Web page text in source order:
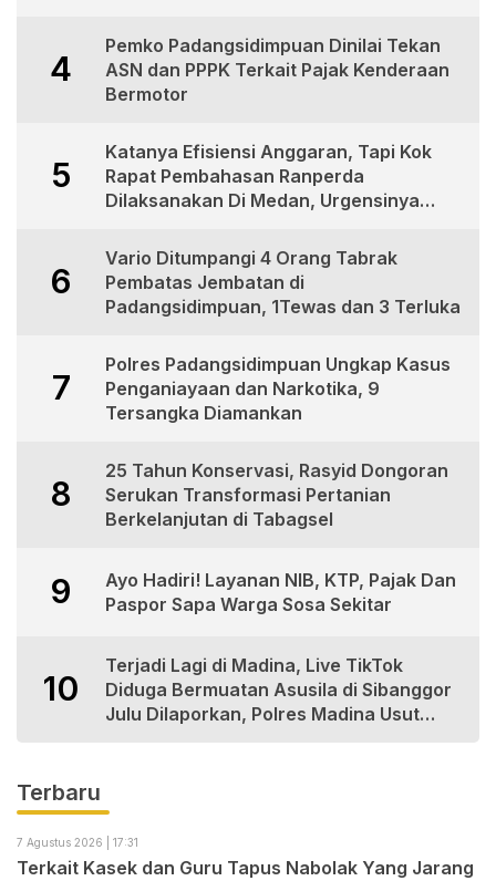
4
Pemko Padangsidimpuan Dinilai Tekan
ASN dan PPPK Terkait Pajak Kenderaan
Bermotor
5
Katanya Efisiensi Anggaran, Tapi Kok
Rapat Pembahasan Ranperda
Dilaksanakan Di Medan, Urgensinya
6
Vario Ditumpangi 4 Orang Tabrak
Pembatas Jembatan di
Padangsidimpuan, 1Tewas dan 3 Terluka
7
Polres Padangsidimpuan Ungkap Kasus
Penganiayaan dan Narkotika, 9
Tersangka Diamankan
8
25 Tahun Konservasi, Rasyid Dongoran
Serukan Transformasi Pertanian
Berkelanjutan di Tabagsel
9
Ayo Hadiri! Layanan NIB, KTP, Pajak Dan
Paspor Sapa Warga Sosa Sekitar
10
Terjadi Lagi di Madina, Live TikTok
Diduga Bermuatan Asusila di Sibanggor
Julu Dilaporkan, Polres Madina Usut
Terbaru
7 Agustus 2026 | 17:31
Terkait Kasek dan Guru Tapus Nabolak Yang Jarang